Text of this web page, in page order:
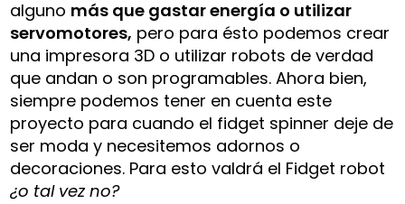
alguno más que gastar energía o utilizar
servomotores, pero para ésto podemos crear
una impresora 3D o utilizar robots de verdad
que andan o son programables. Ahora bien,
siempre podemos tener en cuenta este
proyecto para cuando el fidget spinner deje de
ser moda y necesitemos adornos o
decoraciones. Para esto valdrá el Fidget robot
¿o tal vez no?